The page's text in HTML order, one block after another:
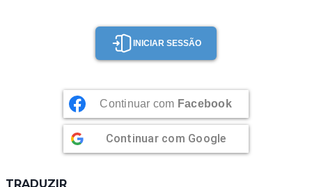
CHOCOLATE
INICIAR SESSÃO
Continuar com Facebook
Continuar com Google
TRADUZIR